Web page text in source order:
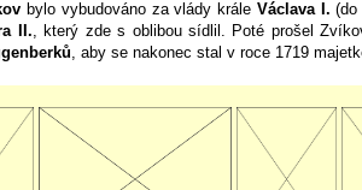
bylo vybudováno za vlády krále Václava I. (do
II., který zde s oblibou sídlil. Poté prošel
, aby se nakonec stal v roce 1719